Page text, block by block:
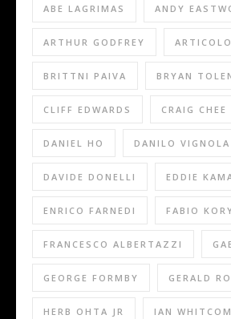
ABE LAGRIMAS ANDY
ARTHUR GODFREY ARTICOLO
BRITTNI PAIVA BRYAN
CLIFF EDWARDS CRAIG CHEE
DANIEL HO DANILO VIGNOLA
DAVIDE DONELLI EDDIE
ENRICO FARNEDI FABIO
FRANCESCO ALBERTAZZI
GEORGE FORMBY GERALD
HERB OHTA JR IAN